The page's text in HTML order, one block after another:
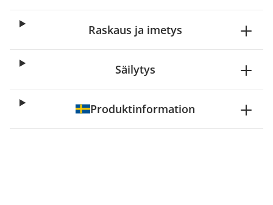
Raskaus ja imetys
Säilytys
Produktinformation